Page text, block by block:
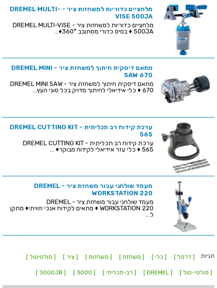
מלחציים כדוריות למשחזות ציר - DREMEL MULTI-
VISE 500JA
מלחציים כדוריות למשחזות ציר - DREMEL MULTI-VISE
500JA ♦ בסיס כדורי מסתובב 360°♦...
מתאם דיסקית חיתוך למשחזת ציר - DREMEL MINI
SAW 670
מתאם דיסקית חיתוך למשחזת ציר - DREMEL MINI SAW
670 ♦ כלי אידיאלי לחיתוך מדויק בכל סוגי העץ...
ערכת קידוח רב תכליתית - DREMEL CUTTING KIT
565
ערכת קידוח רב תכליתית - DREMEL CUTTING KIT
565 ♦ כלי עזר אידיאלי לקידוח מבוקר♦ ...
מעמד שולחני עבור משחזת ציר - DREMEL
WORKSTATION 220
מעמד שולחני עבור משחזת ציר - DREMEL
WORKSTATION 220 ♦ מתאים לקידוח אנכי וזוויתי♦ מתקן
ל...
תגיות: [ דרמל ] [ כלי ] [ משחזת ] [ משחזות ] [ ציר ] [ מולטיטול ]
[ מולטי-טול ] [ DREMEL ] [ רב-תכליתי ] [ 3000 ]
[ 3000JB ]